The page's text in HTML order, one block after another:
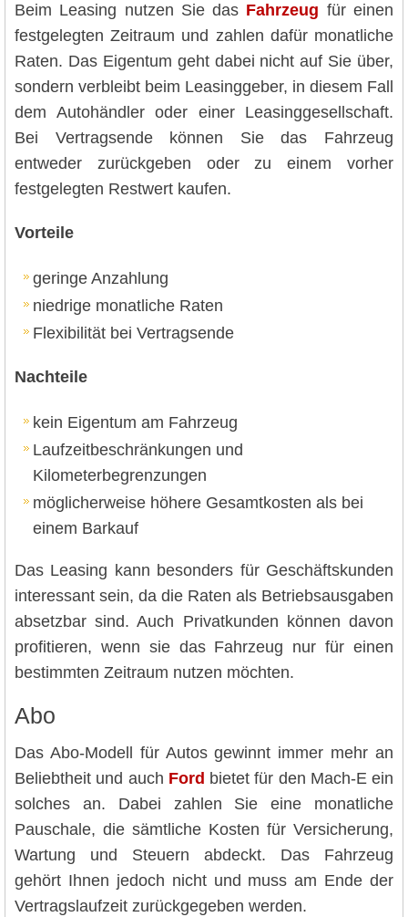
Beim Leasing nutzen Sie das Fahrzeug für einen
festgelegten Zeitraum und zahlen dafür monatliche
Raten. Das Eigentum geht dabei nicht auf Sie über,
sondern verbleibt beim Leasinggeber, in diesem Fall
dem Autohändler oder einer Leasinggesellschaft.
Bei Vertragsende können Sie das Fahrzeug
entweder zurückgeben oder zu einem vorher
festgelegten Restwert kaufen.
Vorteile
geringe Anzahlung
niedrige monatliche Raten
Flexibilität bei Vertragsende
Nachteile
kein Eigentum am Fahrzeug
Laufzeitbeschränkungen und
Kilometerbegrenzungen
möglicherweise höhere Gesamtkosten als bei
einem Barkauf
Das Leasing kann besonders für Geschäftskunden
interessant sein, da die Raten als Betriebsausgaben
absetzbar sind. Auch Privatkunden können davon
profitieren, wenn sie das Fahrzeug nur für einen
bestimmten Zeitraum nutzen möchten.
Abo
Das Abo-Modell für Autos gewinnt immer mehr an
Beliebtheit und auch Ford bietet für den Mach-E ein
solches an. Dabei zahlen Sie eine monatliche
Pauschale, die sämtliche Kosten für Versicherung,
Wartung und Steuern abdeckt. Das Fahrzeug
gehört Ihnen jedoch nicht und muss am Ende der
Vertragslaufzeit zurückgegeben werden.